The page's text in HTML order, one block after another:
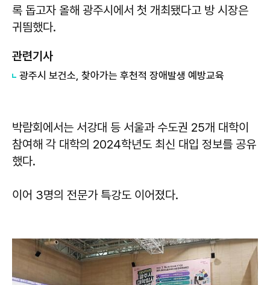
록 돕고자 올해 광주시에서 첫 개최됐다고 방 시장은
귀띔했다.
관련기사
광주시 보건소, 찾아가는 후천적 장애발생 예방교육
박람회에서는 서강대 등 서울과 수도권 25개 대학이
참여해 각 대학의 2024학년도 최신 대입 정보를 공유
했다.
이어 3명의 전문가 특강도 이어졌다.